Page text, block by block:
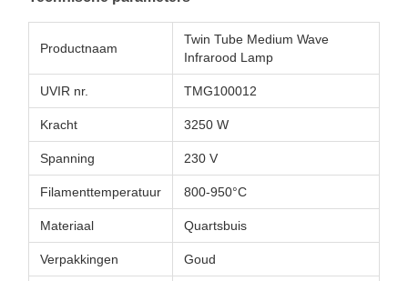
Productnaam
Twin Tube Medium Wave
Infrarood Lamp
UVIR nr. TMG100012
Kracht 3250 W
Spanning 230 V
Filamenttemperatuur 800-950°C
Materiaal Quartsbuis
Verpakkingen Goud